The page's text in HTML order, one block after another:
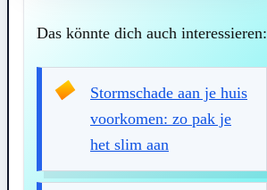
Das könnte dich auch interessieren:
Stormschade aan je huis
voorkomen: zo pak je
het slim aan